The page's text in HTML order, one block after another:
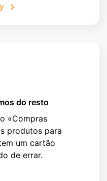
do resto
«Compras
produtos para
um cartão
de errar.